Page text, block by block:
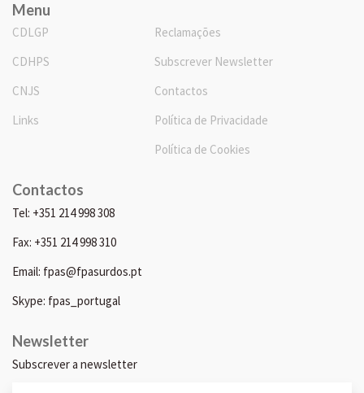
Menu
CDLGP
CDHPS
CNJS
Links
Reclamações
Subscrever Newsletter
Contactos
Política de Privacidade
Política de Cookies
Contactos
Tel: +351 214 998 308
Fax: +351 214 998 310
Email: fpas@fpasurdos.pt
Skype: fpas_portugal
Newsletter
Subscrever a newsletter